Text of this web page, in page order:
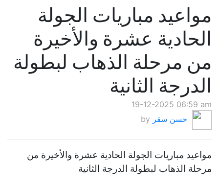
مواعيد مباريات الجولة
الحادية عشرة والأخيرة
من مرحلة الذهاب لبطولة
الدرجة الثانية
19-12-2025 06:59 am
by حسن سقر
مواعيد مباريات الجولة الحادية عشرة والأخيرة من
مرحلة الذهاب لبطولة الدرجة الثانية.